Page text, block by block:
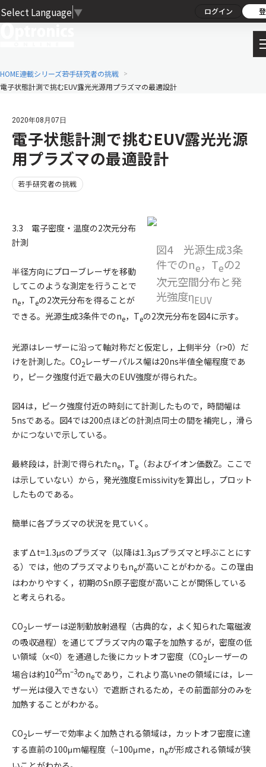
Select Language ▼ ログイン
HOME連載シリーズ若手研究者の挑戦
電子状態計測で挑むEUV露光光源用プラズマの最適設計
2020年08月07日
電子状態計測で挑むEUV露光光源
用プラズマの最適設計
若手研究者の挑戦
図4 光源生成3条
件でのne，Teの2
次元空間分布と発
光強度ηEUV
3.3 電子密度・温度の2次元分布
計測
半径方向にプローブレーザを移動
してこのような測定を行うことで
ne，Teの2次元分布を得ることが
できる。光源生成3条件でのne，Teの2次元分布を図4に示す。
光源はレーザーに沿って軸対称だと仮定し，上側半分（r>0）だ
けを計測した。CO2レーザーパルス幅は20ns半値全幅程度であ
り，ピーク強度付近で最大のEUV強度が得られた。
図4は，ピーク強度付近の時刻にて計測したもので，時間幅は
5nsである。 図4では200点ほどの計測点同士の間を補完し，滑ら
かにつないで示している。
最終段は，計測で得られたne，Te （およびイオン価数Z。ここで
は示していない）から，発光強度Emissivityを算出し，プロット
したものである。
簡単に各プラズマの状況を見ていく。
まず∆t=1.3μsのプラズマ（以降は1.3μsプラズマと呼ぶことにす
る）では，他のプラズマよりもneが高いことがわかる。この理由
はわかりやすく，初期のSn原子密度が高いことが関係している
と考えられる。
CO2レーザーは逆制動放射過程（古典的な，よく知られた電磁波
の吸収過程）を通じてプラズマ内の電子を加熱するが，密度の低
い領域（x<0）を通過した後にカットオフ密度（CO2レーザーの
場合は約1025m–3のneであり，これより高いneの領域には，レー
ザー光は侵入できない）で遮断されるため，その前面部分のみを
加熱することがわかる。
CO2レーザーで効率よく加熱される領域は，カットオフ密度に達
する直前の100μm幅程度（–100μme，neが形成される領域が狭